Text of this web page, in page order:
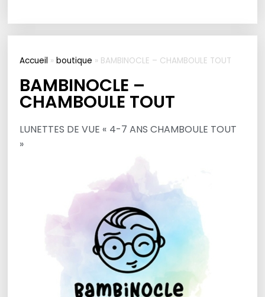
Accueil »boutique » BAMBINOCLE – CHAMBOULE TOUT
BAMBINOCLE –
CHAMBOULE TOUT
LUNETTES DE VUE « 4-7 ANS CHAMBOULE TOUT
»